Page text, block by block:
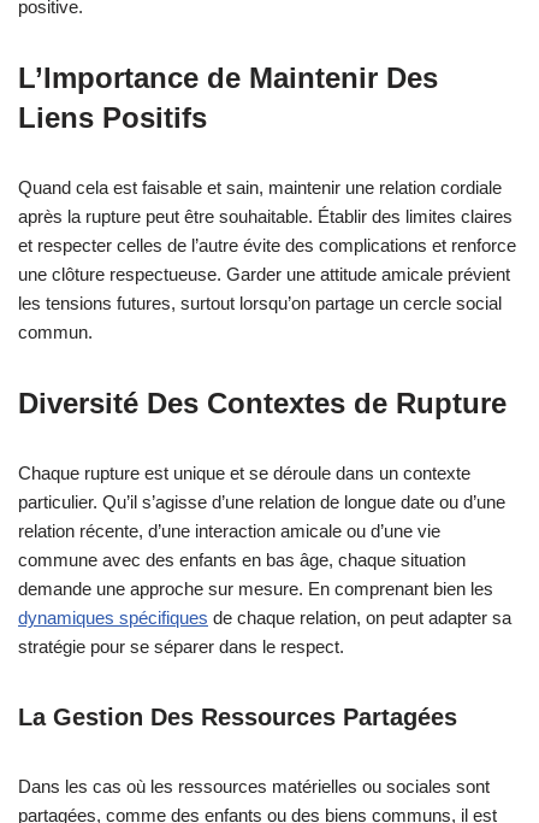
positive.
L’Importance de Maintenir Des
Liens Positifs
Quand cela est faisable et sain, maintenir une relation cordiale
après la rupture peut être souhaitable. Établir des limites claires
et respecter celles de l’autre évite des complications et renforce
une clôture respectueuse. Garder une attitude amicale prévient
les tensions futures, surtout lorsqu’on partage un cercle social
commun.
Diversité Des Contextes de Rupture
Chaque rupture est unique et se déroule dans un contexte
particulier. Qu’il s’agisse d’une relation de longue date ou d’une
relation récente, d’une interaction amicale ou d’une vie
commune avec des enfants en bas âge, chaque situation
demande une approche sur mesure. En comprenant bien les
dynamiques spécifiques de chaque relation, on peut adapter sa
stratégie pour se séparer dans le respect.
La Gestion Des Ressources Partagées
Dans les cas où les ressources matérielles ou sociales sont
partagées, comme des enfants ou des biens communs, il est